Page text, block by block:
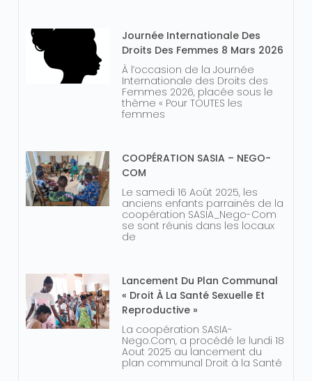
Journée Internationale Des
Droits Des Femmes 8 Mars 2026
À l’occasion de la Journée
Internationale des Droits des
Femmes 2026, placée sous le
thème « Pour TOUTES les
femmes
COOPÉRATION SASIA – NEGO-
COM
Le samedi 16 Août 2025, les
anciens enfants parrainés de la
coopération SASIA_Nego-Com
se sont réunis dans les locaux
de
Lancement Du Plan Communal
« Droit À La Santé Sexuelle Et
Reproductive »
La coopération SASIA-
Nego.Com, a procédé le lundi 18
Aout 2025 au lancement du
plan communal Droit à la Santé